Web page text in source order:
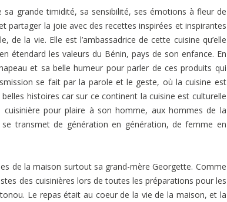
sa grande timidité, sa sensibilité, ses émotions à fleur de
partager la joie avec des recettes inspirées et inspirantes
la vie. Elle est l’ambassadrice de cette cuisine qu’elle
étendard les valeurs du Bénin, pays de son enfance. En
et sa belle humeur pour parler de ces produits qui
se fait par la parole et le geste, où la cuisine est
histoires car sur ce continent la cuisine est culturelle
pour plaire à son homme, aux hommes de la
transmet de génération en génération, de femme en
de la maison surtout sa grand-mère Georgette. Comme
des cuisinières lors de toutes les préparations pour les
Le repas était au coeur de la vie de la maison, et la